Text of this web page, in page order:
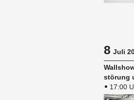
8Juli
stö­rung
17:00